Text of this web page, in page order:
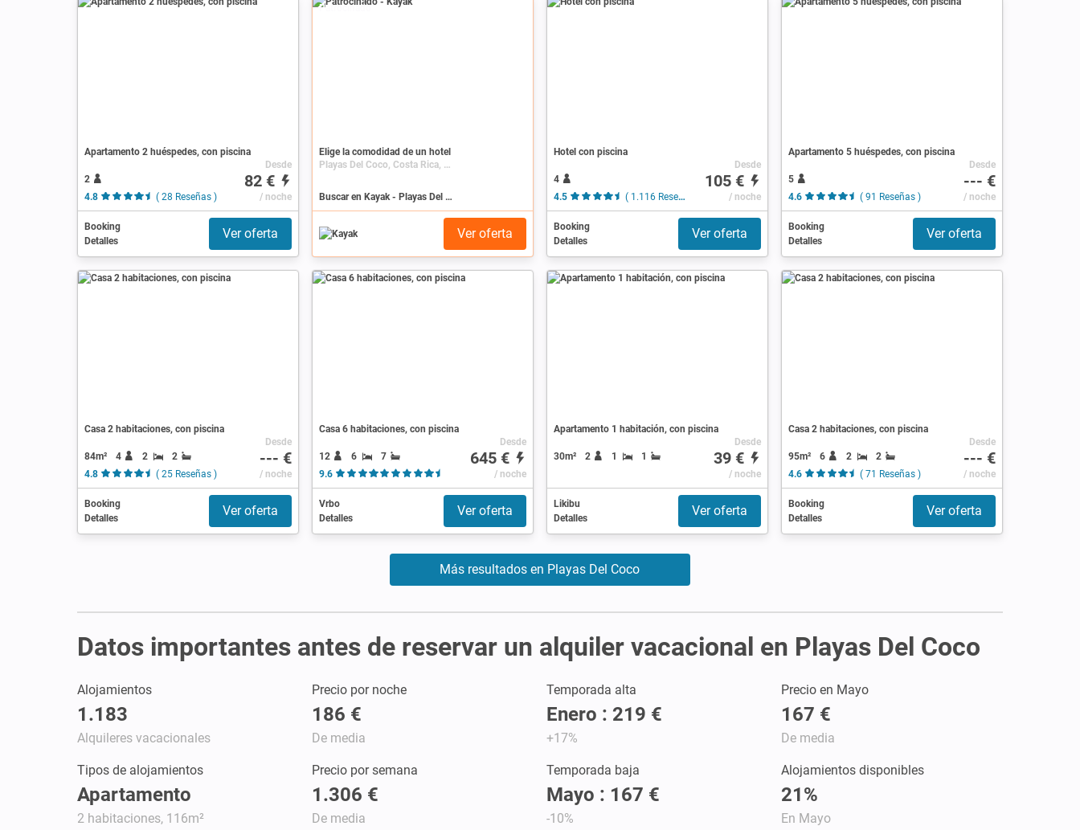
Apartamento 2 huéspedes, con piscina
2
4.8
( 28 Reseñas )
Desde
82 €
/ noche
Booking
Detalles
Ver oferta
Patrocinado
Elige la comodidad de un hotel
Playas Del Coco, Costa Rica, Guanacaste
Buscar en Kayak - Playas Del Coco
Ver oferta
Hotel con piscina
4
4.5
( 1.116 Reseñas )
Desde
105 €
/ noche
Booking
Detalles
Ver oferta
Apartamento 5 huéspedes, con piscina
5
4.6
( 91 Reseñas )
Desde
--- €
/ noche
Booking
Detalles
Ver oferta
Casa 2 habitaciones, con piscina
84m² 4 2
2
4.8
( 25 Reseñas )
Desde
--- €
/ noche
Booking
Detalles
Ver oferta
Casa 6 habitaciones, con piscina
12 6
7
9.6
( 8 Reseñas )
Desde
645 €
/ noche
Vrbo
Detalles
Ver oferta
Apartamento 1 habitación, con piscina
30m² 2 1 1
Desde
39 €
/ noche
Likibu
Detalles
Ver oferta
Casa 2 habitaciones, con piscina
95m² 6 2
2
4.6
( 71 Reseñas )
Desde
--- €
/ noche
Booking
Detalles
Ver oferta
Más resultados en Playas Del Coco
Datos importantes antes de reservar un alquiler vacacional en Playas Del Coco
Alojamientos
1.183
Alquileres vacacionales
Precio por noche
186 €
De media
Temporada alta
Enero : 219 €
+17%
Precio en Mayo
167 €
De media
Tipos de alojamientos
Apartamento
2 habitaciones, 116m²
Precio por semana
1.306 €
De media
Temporada baja
Mayo : 167 €
-10%
Alojamientos disponibles
21%
En Mayo